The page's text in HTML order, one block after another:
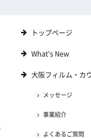
トップページ
What's New
大阪フィルム・カ
メッセージ
事業紹介
よくあるご質問